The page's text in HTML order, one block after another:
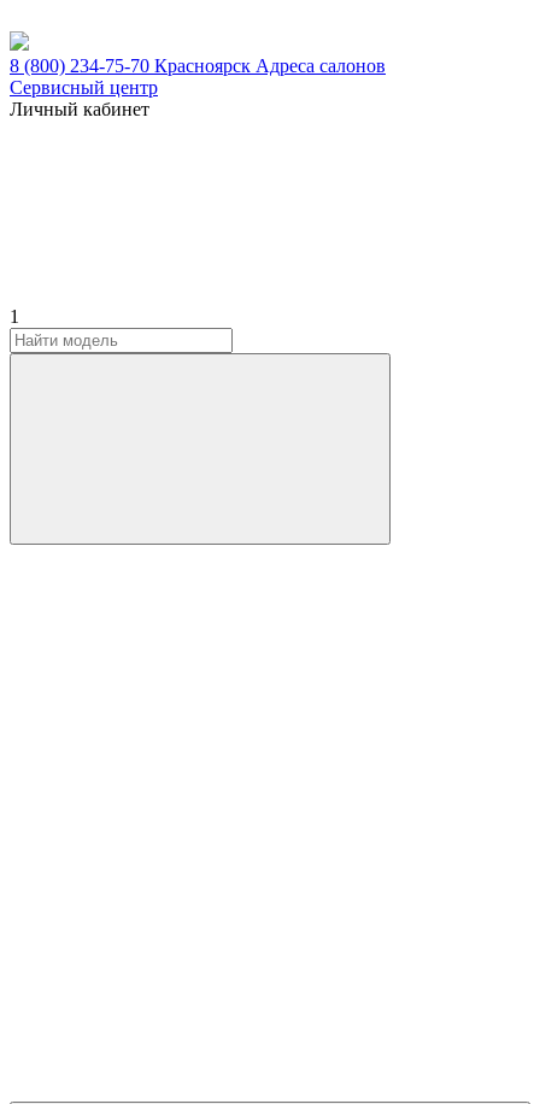
8 (800) 234-75-70 Красноярск Адреса салонов
Сервисный центр
Личный кабинет
1